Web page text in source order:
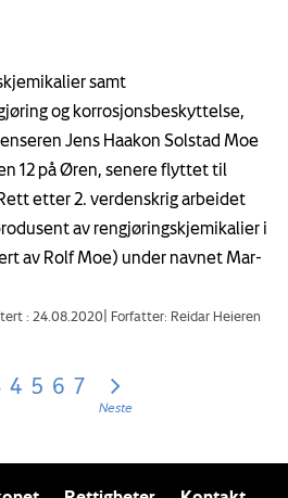
samt
og korrosjonsbeskyttelse,
Jens Haakon Solstad Moe
12 på Øren, senere flyttet til
etter 2. verdenskrig arbeidet
av rengjøringskjemikalier i
av Rolf Moe) under navnet Mar-
: 24.08.2020 Forfatter: Reidar Heieren
4 5 6 7
Neste